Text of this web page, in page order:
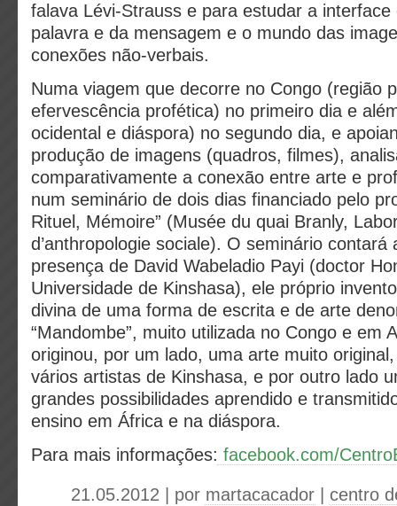
falava Lévi-Strauss e para estudar a
palavra e da mensagem e o mundo das
conexões não-verbais.
Numa viagem que decorre no Congo (região
efervescência profética) no primeiro dia e
ocidental e diáspora) no segundo dia, e
produção de imagens (quadros, filmes),
comparativamente a conexão entre arte e
num seminário de dois dias financiado pelo
Rituel, Mémoire” (Musée du quai Branly,
d’anthropologie sociale). O seminário contará
presença de David Wabeladio Payi (doctor
Universidade de Kinshasa), ele próprio
divina de uma forma de escrita e de arte
“Mandombe”, muito utilizada no Congo e em
originou, por um lado, uma arte muito
vários artistas de Kinshasa, e por outro lado
grandes possibilidades aprendido e
ensino em África e na diáspora.
Para mais informações: facebook.com/
21.05.2012 | por martacacador
centro